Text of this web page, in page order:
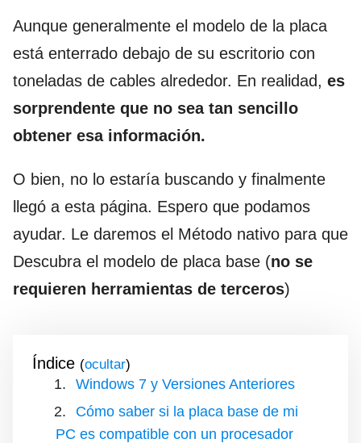
Aunque generalmente el modelo de la placa
está enterrado debajo de su escritorio con
toneladas de cables alrededor. En realidad, es
sorprendente que no sea tan sencillo
obtener esa información.
O bien, no lo estaría buscando y finalmente
llegó a esta página. Espero que podamos
ayudar. Le daremos el Método nativo para que
Descubra el modelo de placa base (no se
requieren herramientas de terceros)
Índice ( )
Windows 7 y Versiones Anteriores
Cómo saber si la placa base de mi
PC es compatible con un procesador